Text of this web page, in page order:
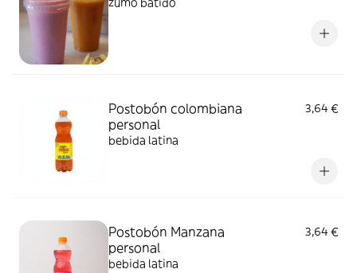
Postobón colombiana
personal
3,64 €
bebida latina
Postobón Manzana
personal
3,64 €
bebida latina